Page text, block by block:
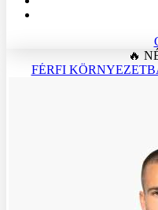
🔥
FÉRFI